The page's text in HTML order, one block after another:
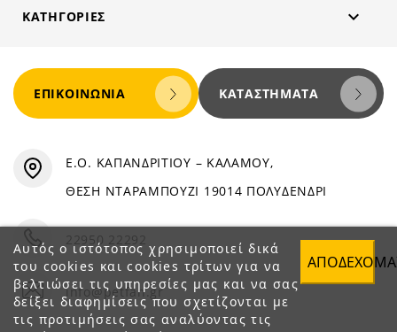
ΚΑΤΗΓΟΡΊΕΣ 
Αυτός ο ιστότοπος χρησιμοποιεί δικά
του cookies και cookies τρίτων για να
βελτιώσει τις υπηρεσίες μας και να σας
δείξει διαφημίσεις που σχετίζονται με
τις προτιμήσεις σας αναλύοντας τις
ΕΠΙΚΟΙΝΩΝΊΑ ΚΑΤΑΣΤΉΜΑΤΑ
Ε.Ο. ΚΑΠΑΝΔΡΙΤΙΟΥ – ΚΑΛΑΜΟΥ,
ΘΕΣΗ ΝΤΑΡΑΜΠΟΥΖΙ 19014 ΠΟΛΥΔΕΝΔΡΙ
22950 22292
info@petfan.gr